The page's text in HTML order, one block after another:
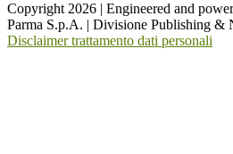
Copyright 2026 | Engineered and
Parma S.p.A. | Divisione Publishing &
Disclaimer trattamento dati personali